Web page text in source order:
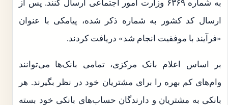
به شماره ۶۳۶۹ وزارت امور اجتماعی ارسال کنند. پس از
ارسال کد کشور به شماره ذکر شده، پیامکی با عنوان
«فرآیند با موفقیت انجام شد» دریافت کردند.
بر اساس اعلام بانک مرکزی، تمامی بانک‌ها می‌توانند
وام‌های کم بهره را برای مشتریان خود در نظر بگیرند. هر
بانکی به مشتریان و دارندگان حساب‌های بانکی خود بسته